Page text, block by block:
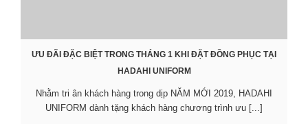
ƯU ĐÃI ĐẶC BIỆT TRONG THÁNG 1 KHI ĐẶT ĐỒNG PHỤC TẠI
HADAHI UNIFORM
Nhằm tri ân khách hàng trong dịp NĂM MỚI 2019, HADAHI
UNIFORM dành tặng khách hàng chương trình ưu [...]